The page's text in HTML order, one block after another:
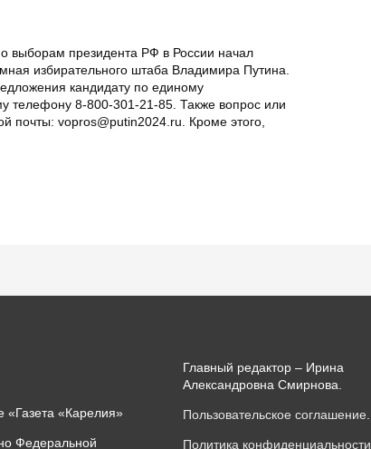
выборам президента РФ в России начал
избирательного штаба Владимира Путина.
кандидату по единому
телефону 8-800-301-21-85. Также вопрос или
почты: vopros@putin2024.ru. Кроме этого,
«Газета «Карелия»
Федеральной
Главный редактор – Ирина
Александровна Смирнова.
Пользовательское соглашение.
Политика конфиденциальности